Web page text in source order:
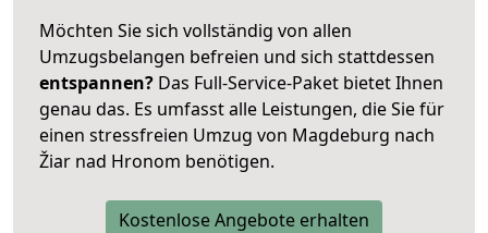
Möchten Sie sich vollständig von allen
Umzugsbelangen befreien und sich stattdessen
entspannen? Das Full-Service-Paket bietet Ihnen
genau das. Es umfasst alle Leistungen, die Sie für
einen stressfreien Umzug von Magdeburg nach
Žiar nad Hronom benötigen.
Kostenlose Angebote erhalten